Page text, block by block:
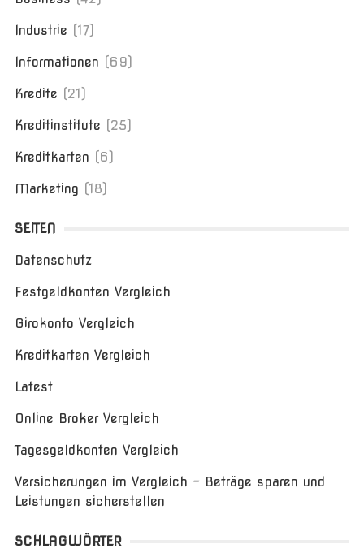
Industrie (17)
Informationen (69)
Kredite (21)
Kreditinstitute (25)
Kreditkarten (6)
Marketing (18)
SEITEN
Datenschutz
Festgeldkonten Vergleich
Girokonto Vergleich
Kreditkarten Vergleich
Latest
Online Broker Vergleich
Tagesgeldkonten Vergleich
Versicherungen im Vergleich – Beträge sparen und
Leistungen sicherstellen
SCHLAGWÖRTER